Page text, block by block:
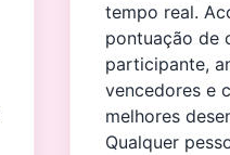
tempo real.
pontuação de
participante,
vencedores e
melhores
Qualquer